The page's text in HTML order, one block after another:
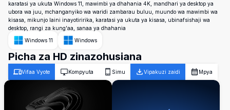
karatasi ya ukuta Windows 11, mawimbi ya dhahania 4K, mandhari ya desktop ya
ubora wa juu, mchanganyiko wa waridi zambarau buluu, muundo wa mawimbi wa
kisasa, mikunjo laini inayotiririka, karatasi ya ukuta ya kisasa, ubinafsishaji wa
desktop, rangi za kung'aa, sanaa ya dhahania
Windows 11
Windows
Picha za HD zinazohusiana
Vifaa Vyote Kompyuta Simu Vipakuzi zaidi Mpya